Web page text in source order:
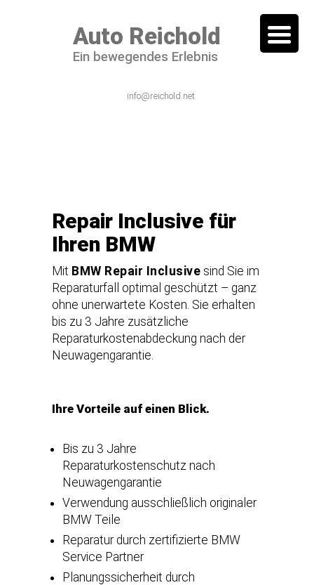
Auto Reichold
Ein bewegendes Erlebnis
info@reichold.net
Repair Inclusive für
Ihren BMW
Mit BMW Repair Inclusive sind Sie im
Reparaturfall optimal geschützt – ganz
ohne unerwartete Kosten. Sie erhalten
bis zu 3 Jahre zusätzliche
Reparaturkostenabdeckung nach der
Neuwagengarantie.
Ihre Vorteile auf einen Blick.
Bis zu 3 Jahre
Reparaturkostenschutz nach
Neuwagengarantie
Verwendung ausschließlich originaler
BMW Teile
Reparatur durch zertifizierte BMW
Service Partner
Planungssicherheit durch